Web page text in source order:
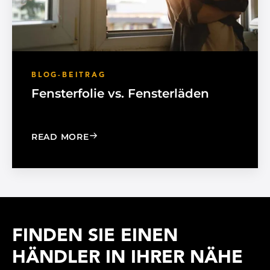
BLOG-BEITRAG
Fensterfolie vs. Fensterläden
READ MORE: WINDOW FILM VS. WINDOW
FINDEN SIE EINEN
HÄNDLER IN IHRER NÄHE